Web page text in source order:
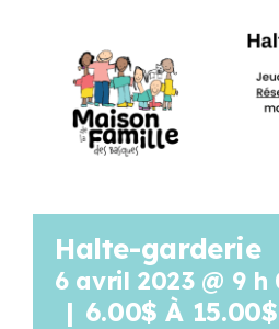
Mon Compte
OFFRES D’EMPLOI
Halte-garderie
6 avril 2023 @ 9 h
| 6.00$ À 15.00$